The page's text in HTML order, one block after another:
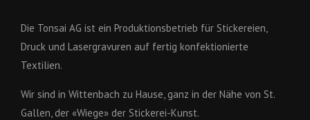
Die Tonsai AG ist ein Produktions­betrieb für Stickereien,
Druck und Lasergravuren auf fertig konfek­tionierte
Textilien.
Wir sind in Wittenbach zu Hause, ganz in der Nähe von St.
Gallen, der «Wiege» der Stickerei-Kunst.